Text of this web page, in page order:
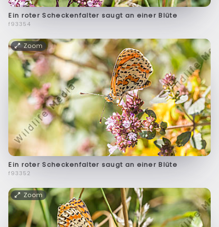
Ein roter Scheckenfalter saugt an einer Blüte
f93354
Zoom
Ein roter Scheckenfalter saugt an einer Blüte
f93352
Zoom